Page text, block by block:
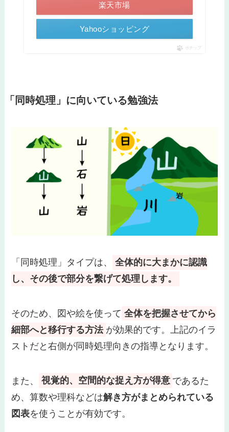
楽天市場
Yahooショッピング
ポチップ
「同時処理」に向いている勉強法
「同時処理」タイプは、
全体的に大まかに認識
し、その後で部分を繋げて処理します。
そのため、図や絵を使って 全体を把握させてから
細部へと移行する方法 が効果的です。上記のイラ
ストだと右側が同時処理向きの指導となります。
また、 視覚的、空間的な捉え方が得意 であるた
め、算数や理科などは解き方がまとめられている
図表を使うことが有効です。